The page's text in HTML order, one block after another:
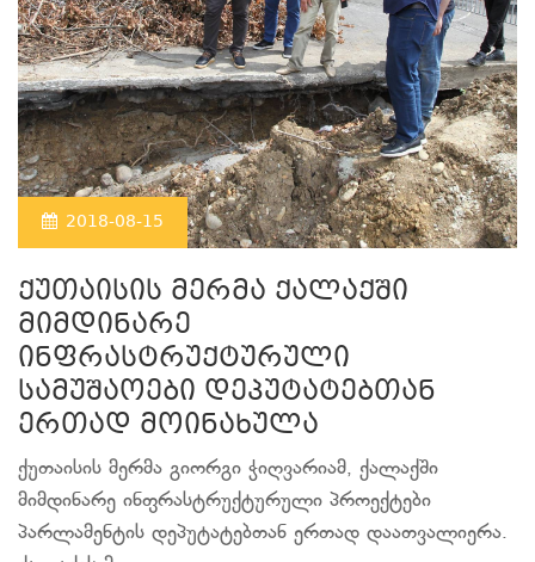
2018-08-15
ქუთაისის მერმა ქალაქში
მიმდინარე
ინფრასტრუქტურული
სამუშაოები დეპუტატებთან
ერთად მოინახულა
ქუთაისის მერმა გიორგი ჭიღვარიამ, ქალაქში
მიმდინარე ინფრასტრუქტურული პროექტები
პარლამენტის დეპუტატებთან ერთად დაათვალიერა.